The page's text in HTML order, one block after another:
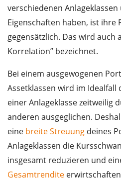
verschiedenen
Eigenschaften haben, ist ihre
gegensätzlich. Das wird auch
Korrelation” bezeichnet.
Bei einem ausgewogenen
Assetklassen wird im Idealfall
einer Anlageklasse zeitweilig
anderen ausgeglichen.
eine breite Streuung deines
Anlageklassen die
insgesamt reduzieren und
Gesamtrendite